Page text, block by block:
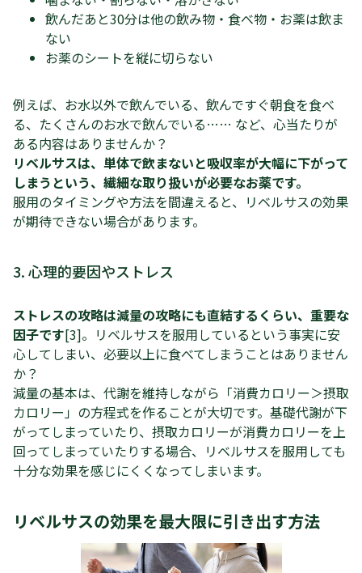
飲んだあと30分は他の飲み物・食べ物・お薬は飲ま
ない
お薬のシートを縦に切らない
例えば、お水以外で飲んでいる、飲んですぐ朝食を食べ
る、たくさんのお水で飲んでいる…… など、心当たりが
ある内容はありませんか？
リベルサスは、単体で飲まないと吸収率が大幅に下がって
しまうという、繊細な取り扱いが必要なお薬です。
服用のタイミングや方法を間違えると、リベルサスの効果
が期待できない場合があります。
3. 心理的要因やストレス
ストレスの攻略は減量の攻略にも直結するくらい、重要な
因子です[3]。リベルサスを服用しているという事実に安
心してしまい、必要以上に食べてしまうことはありません
か？
減量の基本は、代謝を維持しながら「消費カロリー＞摂取
カロリー」の方程式を作ることが大切です。基礎代謝が下
がってしまっていたり、摂取カロリーが消費カロリーを上
回ってしまっていたりする場合、リベルサスを服用しても
十分な効果を感じにくくなってしまいます。
リベルサスの効果を最大限に引き出す方法